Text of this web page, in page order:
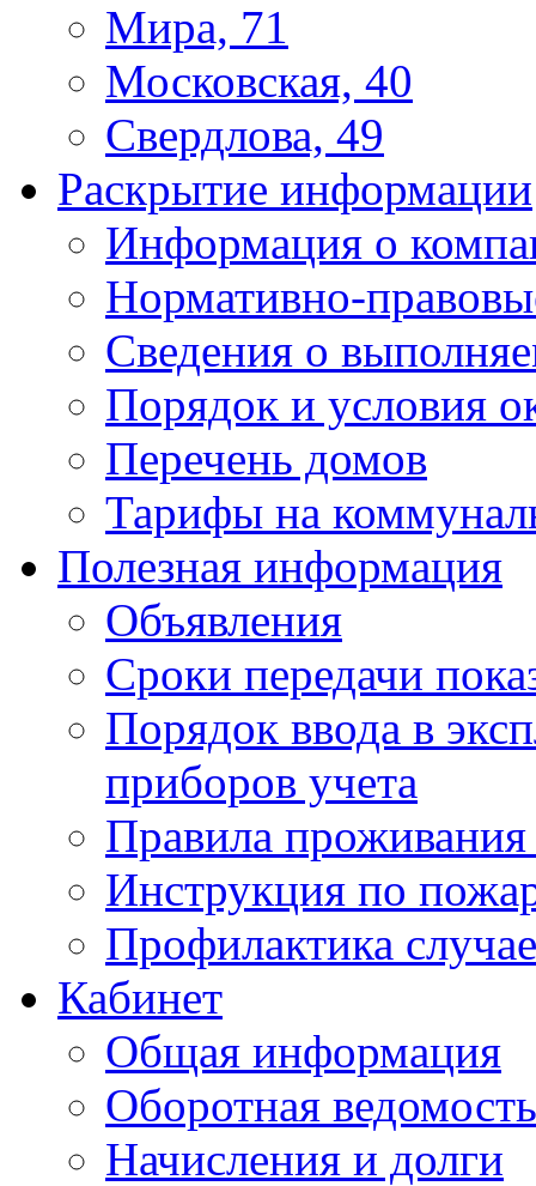
Мира, 71
Московская, 40
Свердлова, 49
Раскрытие информации
Информация о
Нормативно-
Сведения о
Порядок и условия
Перечень домов
Тарифы на
Полезная информация
Объявления
Сроки передачи
Порядок ввода в
приборов учета
Правила
Инструкция по
Профилактика
Кабинет
Общая информация
Оборотная ведомость
Начисления и долги